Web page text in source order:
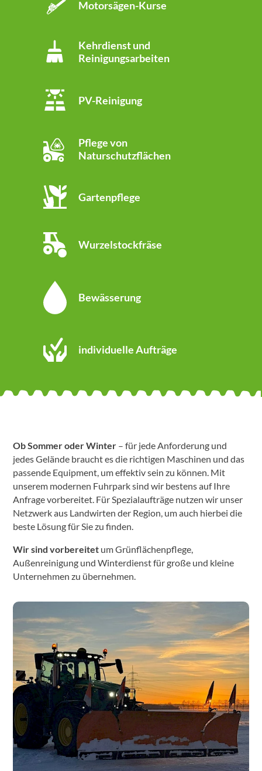
Motorsägen-Kurse
Kehrdienst und
Reinigungsarbeiten
PV-Reinigung
Pflege von
Naturschutzflächen
Gartenpflege
Wurzelstockfräse
Bewässerung
individuelle Aufträge
Ob Sommer oder Winter – für jede Anforderung und
jedes Gelände braucht es die richtigen Maschinen und das
passende Equipment, um effektiv sein zu können. Mit
unserem modernen Fuhrpark sind wir bestens auf Ihre
Anfrage vorbereitet. Für Spezialaufträge nutzen wir unser
Netzwerk aus Landwirten der Region, um auch hierbei die
beste Lösung für Sie zu finden.
Wir sind vorbereitet um Grünflächenpflege,
Außenreinigung und Winterdienst für große und kleine
Unternehmen zu übernehmen.